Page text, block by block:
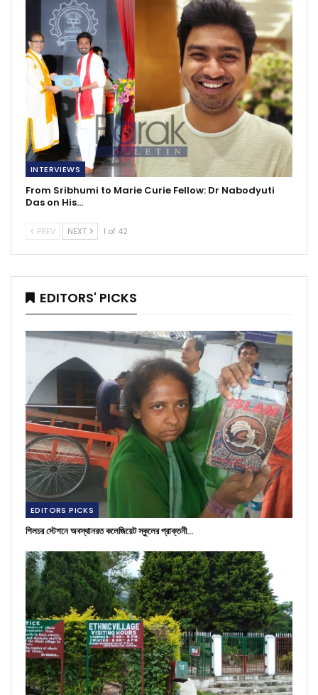
INTERVIEWS
From Sribhumi to Marie Curie Fellow: Dr Nabodyuti
Das on His…
PREV NEXT 1 of 42
EDITORS' PICKS
EDITORS PICKS
শিলচর স্টেশনে অবস্থানরত কলেজিয়েট স্কুলের প্রাক্তনী…